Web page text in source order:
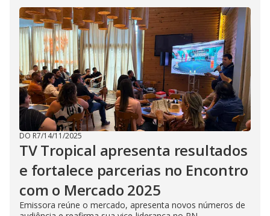
DO R7/14/11/2025
TV Tropical apresenta resultados
e fortalece parcerias no Encontro
com o Mercado 2025
Emissora reúne o mercado, apresenta novos números de